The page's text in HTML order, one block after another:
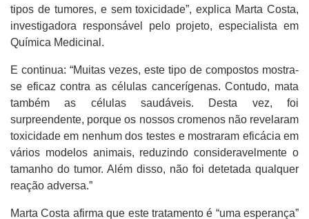
tipos de tumores, e sem toxicidade”, explica Marta Costa,
investigadora responsável pelo projeto, especialista em
Química Medicinal.
E continua: “Muitas vezes, este tipo de compostos mostra-
se eficaz contra as células cancerígenas. Contudo, mata
também as células saudáveis. Desta vez, foi
surpreendente, porque os nossos cromenos não revelaram
toxicidade em nenhum dos testes e mostraram eficácia em
vários modelos animais, reduzindo consideravelmente o
tamanho do tumor. Além disso, não foi detetada qualquer
reação adversa.”
Marta Costa afirma que este tratamento é “uma esperança”